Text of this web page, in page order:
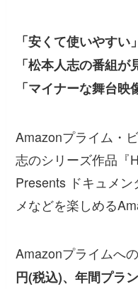
「安くて使いやすい」
「松本人志の番組が
「マイナーな舞台映
Amazonプライム・
志のシリーズ作品『
Presents ドキュメ
メなどを楽しめる
Amazonプライムへ
円(税込)、年間プラ